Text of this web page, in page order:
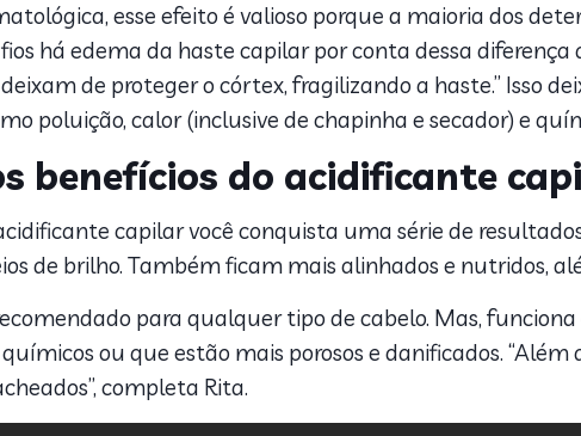
esse efeito é valioso porque a maioria dos
há edema da haste capilar por conta dessa
de proteger o córtex, fragilizando a haste.” Isso
poluição, calor (inclusive de chapinha e secador) e
benefícios do acidificante
capilar você conquista uma série de
de brilho. Também ficam mais alinhados e nutridos,
para qualquer tipo de cabelo. Mas,
ou que estão mais porosos e danificados. “Além
completa Rita.